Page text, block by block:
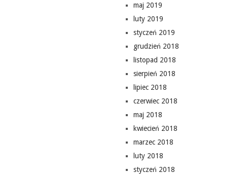
maj 2019
luty 2019
styczeń 2019
grudzień 2018
listopad 2018
sierpień 2018
lipiec 2018
czerwiec 2018
maj 2018
kwiecień 2018
marzec 2018
luty 2018
styczeń 2018